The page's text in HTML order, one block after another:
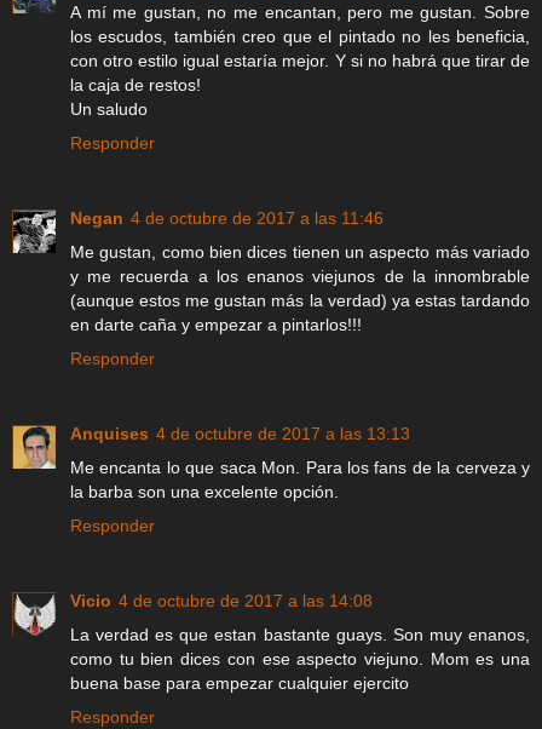
A mí me gustan, no me encantan, pero me gustan. Sobre
los escudos, también creo que el pintado no les beneficia,
con otro estilo igual estaría mejor. Y si no habrá que tirar de
la caja de restos!
Un saludo
Responder
Negan 4 de octubre de 2017 a las 11:46
Me gustan, como bien dices tienen un aspecto más variado
y me recuerda a los enanos viejunos de la innombrable
(aunque estos me gustan más la verdad) ya estas tardando
en darte caña y empezar a pintarlos!!!
Responder
Anquises 4 de octubre de 2017 a las 13:13
Me encanta lo que saca Mon. Para los fans de la cerveza y
la barba son una excelente opción.
Responder
Vicio 4 de octubre de 2017 a las 14:08
La verdad es que estan bastante guays. Son muy enanos,
como tu bien dices con ese aspecto viejuno. Mom es una
buena base para empezar cualquier ejercito
Responder